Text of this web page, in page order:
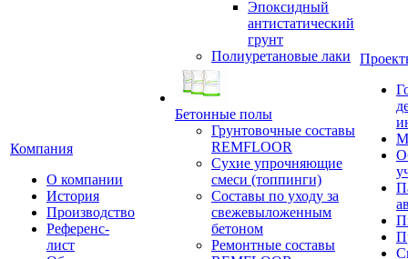
Компания
О компании
История
Производство
Референс-
лист
Эпоксидный
антистатический
грунт
Полиуретановые лаки
Бетонные полы
Грунтовочные составы
REMFLOOR
Сухие упрочняющие
смеси (топпинги)
Составы по уходу за
свежевыложенным
бетоном
Ремонтные составы